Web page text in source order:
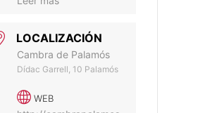
LOCALIZACIÓN
Cambra de Palamós
Dídac Garrell, 10 Palamós
WEB